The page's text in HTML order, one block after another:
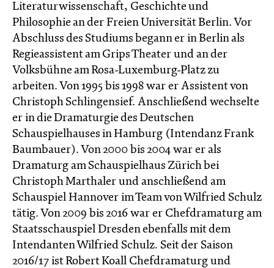
Literaturwissenschaft, Geschichte und
Philosophie an der Freien Universität Berlin. Vor
Abschluss des Studiums begann er in Berlin als
Regieassistent am Grips Theater und an der
Volksbühne am Rosa-Luxemburg-Platz zu
arbeiten. Von 1995 bis 1998 war er Assistent von
Christoph Schlingensief. Anschließend wechselte
er in die Dramaturgie des Deutschen
Schauspielhauses in Hamburg (Intendanz Frank
Baumbauer). Von 2000 bis 2004 war er als
Dramaturg am Schauspielhaus Zürich bei
Christoph Marthaler und anschließend am
Schauspiel Hannover im Team von Wilfried Schulz
tätig. Von 2009 bis 2016 war er Chefdramaturg am
Staatsschauspiel Dresden ebenfalls mit dem
Intendanten Wilfried Schulz. Seit der Saison
2016/17 ist Robert Koall Chefdramaturg und